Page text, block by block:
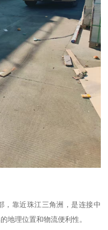
，靠近珠江三角洲，是连接中
地理位置和物流便利性。